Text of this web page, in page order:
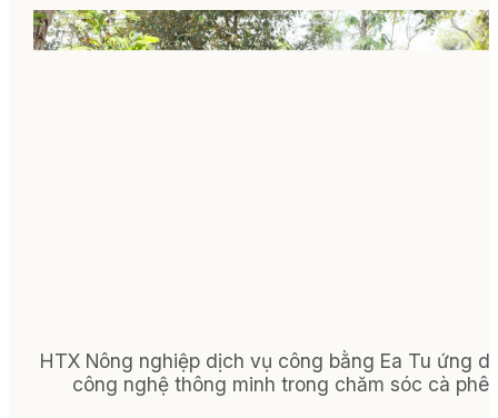
HTX Nông nghiệp dịch vụ công bằng Ea Tu ứng
công nghệ thông minh trong chăm sóc cà phê.